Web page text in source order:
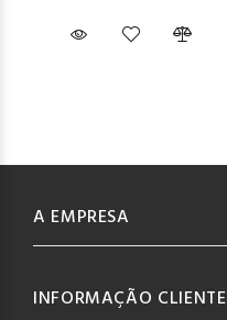
A EMPRESA
INFORMAÇÃO CLIENTE